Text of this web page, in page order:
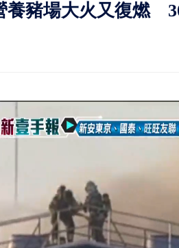
名律狠詐慈濟10
沖繩機場航班取
蕭美琴赴高雄視
養豬場大火又復燃